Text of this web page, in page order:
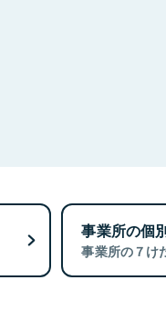
事業所の個
事業所の７け